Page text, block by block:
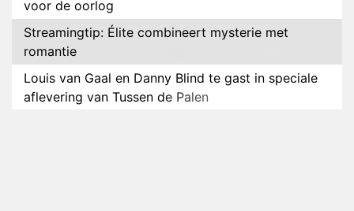
voor de oorlog
Streamingtip: Élite combineert mysterie met
romantie
Louis van Gaal en Danny Blind te gast in speciale
aflevering van Tussen de Palen